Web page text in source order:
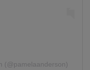
(@pamelaanderson)